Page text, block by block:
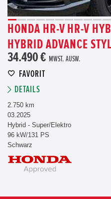
HONDA HR-V HR-V
HYBRID ADVANCE
34.490 € MWST. AUSW.
FAVORIT
DETAILS
2.750 km
03.2025
Hybrid - Super/Elektro
96 kW/131 PS
Schwarz